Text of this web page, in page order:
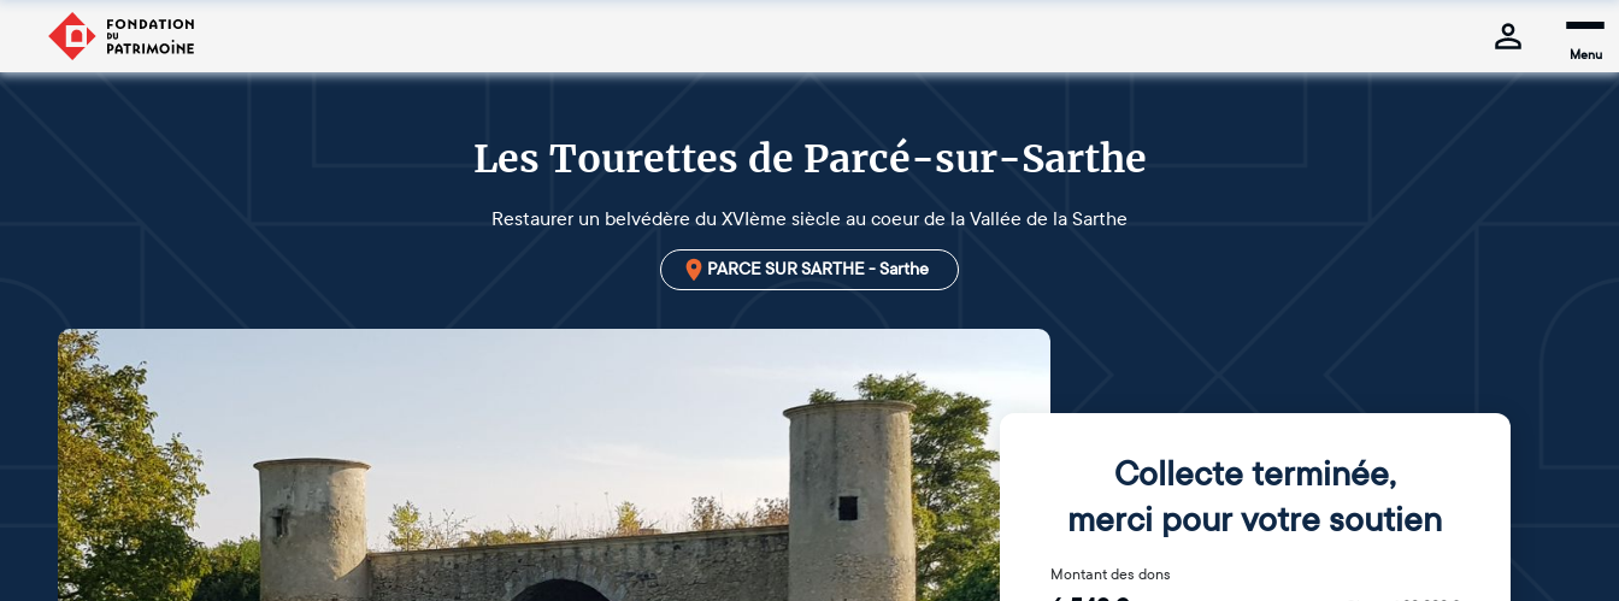
Menu
Les Tourettes de Parcé-sur-Sarthe
Restaurer un belvédère du XVIème siècle au coeur de la Vallée de la Sarthe
PARCE SUR SARTHE - Sarthe
Collecte terminée,
merci pour votre soutien
Montant des dons